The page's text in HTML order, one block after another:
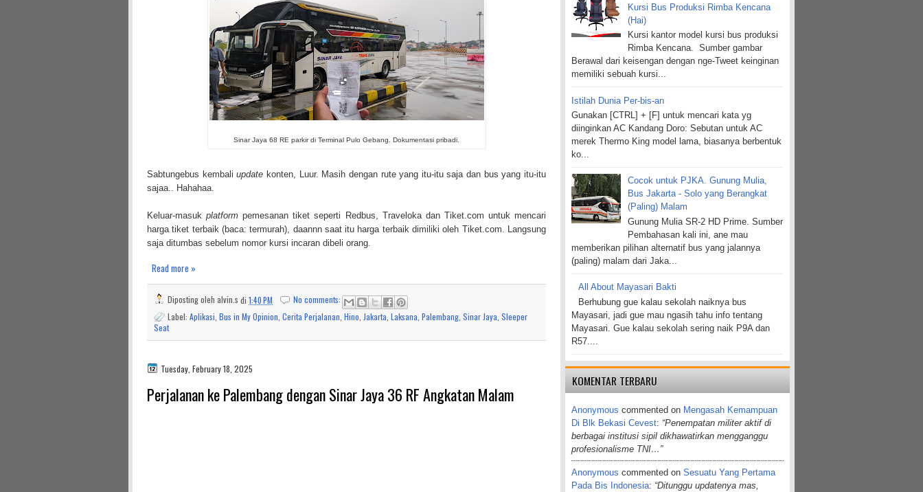
Sinar Jaya 68 RE parkir di Terminal Pulo Gebang. Dokumentasi pribadi.
Sabtungebus kembaliupdate konten, Luur. Masih dengan rute yang itu-itu saja dan bus yang itu-itu
sajaa.. Hahahaa.
Keluar-masukplatform pemesanan tiket seperti Redbus, Traveloka dan Tiket.com untuk mencari
harga tiket terbaik (baca: termurah), daannn saat itu harga terbaik dimiliki oleh Tiket.com. Langsung
saja ditumbas sebelum nomor kursi incaran dibeli orang.
Read more »
Diposting oleh alvin.s di 1:40 PM
No comments:
Label: Aplikasi Bus in My Opinion Cerita Perjalanan Hino Jakarta Laksana Palembang Sinar Jaya Sleeper
Seat
Tuesday, February 18, 2025
Perjalanan ke Palembang dengan Sinar Jaya 36 RF Angkatan Malam
Kursi Bus Produksi Rimba Kencana
(Hai)
Kursi kantor model kursi bus produksi
Rimba Kencana. Sumber gambar
Berawal dari keisengan dengan nge-Tweet keinginan
memiliki sebuah kursi...
Istilah Dunia Per-bis-an
Gunakan [CTRL] + [F] untuk mencari kata yg
diinginkan AC Kandang Doro: Sebutan untuk AC
merek Thermo King model lama, biasanya berbentuk
ko...
Cocok untuk PJKA. Gunung Mulia,
Bus Jakarta - Solo yang Berangkat
(Paling) Malam
Gunung Mulia SR-2 HD Prime. Sumber
Pembahasan kali ini, ane mau
memberikan pilihan alternatif bus yang jalannya
(paling) malam dari Jaka...
All About Mayasari Bakti
Berhubung gue kalau sekolah naiknya bus
Mayasari, jadi gue mau ngasih tahu info tentang
Mayasari. Gue kalau sekolah sering naik P9A dan
R57....
KOMENTAR TERBARU
Anonymous commented on Mengasah Kemampuan
Di Blk Bekasi Cevest: “Penempatan militer aktif di
berbagai institusi sipil dikhawatirkan mengganggu
profesionalisme TNI…”
Anonymous commented on Sesuatu Yang Pertama
Pada Bis Indonesia: “Ditunggu updatenya mas,